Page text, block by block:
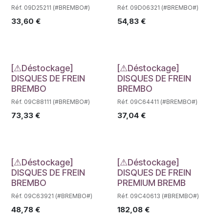
Réf. 09D25211 (#BREMBO#)
33,60 €
Réf. 09D06321 (#BREMBO#)
54,83€
Déstockage
[⚠Déstockage]
DISQUES DE FREIN
BREMBO
Réf. 09C88111 (#BREMBO#)
73,33 €
Déstockage
[⚠Déstockage]
DISQUES DE FREIN
BREMBO
Réf. 09C64411 (#BREMBO#)
37,04€
Déstockage
[⚠Déstockage]
DISQUES DE FREIN
BREMBO
Réf. 09C63921 (#BREMBO#)
48,78 €
Déstockage
[⚠Déstockage]
DISQUES DE FREIN
PREMIUM BREMB
Réf. 09C40613 (#BREMBO#)
182,08€